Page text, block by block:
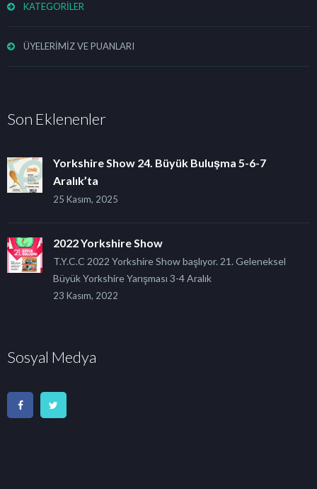
KATEGORİLER
ÜYELERİMİZ VE PUANLARI
Son Eklenenler
Yorkshire Show 24. Büyük Buluşma 5-6-7
Aralık’ta
25 Kasım, 2025
2022 Yorkshire Show
T.Y.C.C 2022 Yorkshire Show başlıyor. 21. Geleneksel
Büyük Yorkshire Yarışması 3-4 Aralık
23 Kasım, 2022
Sosyal Medya